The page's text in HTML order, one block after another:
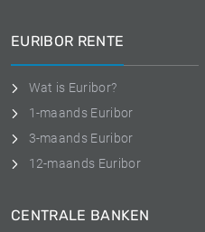
EURIBOR RENTE
Wat is Euribor?
1-maands Euribor
3-maands Euribor
12-maands Euribor
CENTRALE BANKEN